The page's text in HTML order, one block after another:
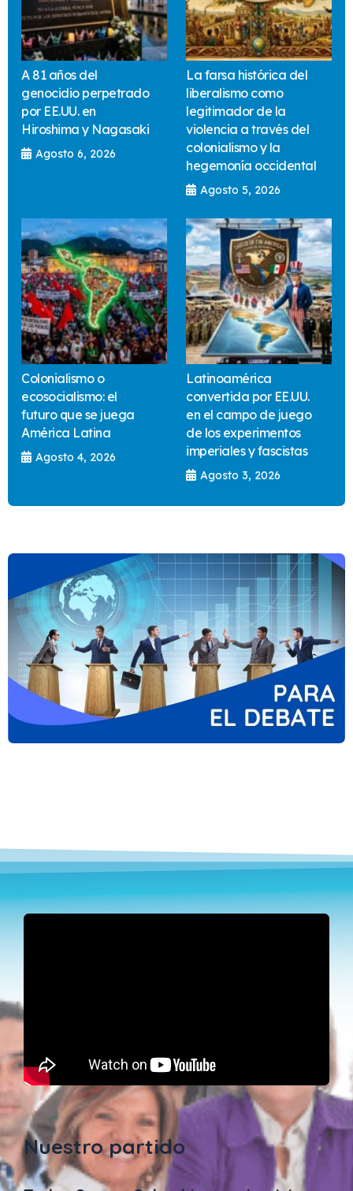
A 81 años del
genocidio perpetrado
por EE.UU. en
Hiroshima y Nagasaki
Agosto 6, 2026
La farsa histórica del
liberalismo como
legitimador de la
violencia a través del
colonialismo y la
hegemonía occidental
Agosto 5, 2026
Colonialismo o
ecosocialismo: el
futuro que se juega
América Latina
Agosto 4, 2026
Latinoamérica
convertida por EE.UU.
en el campo de juego
de los experimentos
imperiales y fascistas
Agosto 3, 2026
Nuestro partido